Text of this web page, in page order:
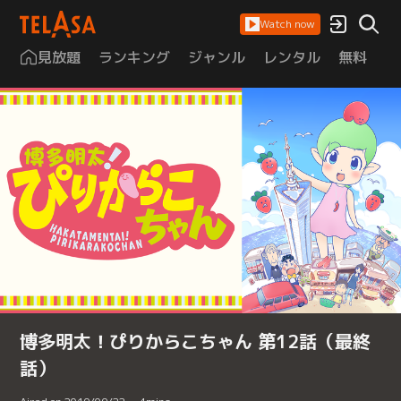
Watch now
見放題 ランキング ジャンル レンタル 無料
博多明太！ぴりからこちゃん 第12話（最終
話）